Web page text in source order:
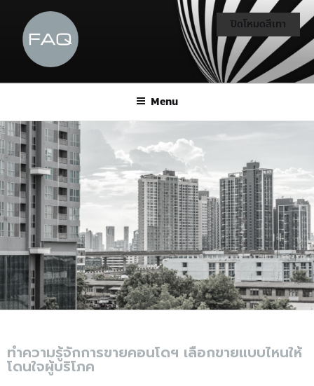
Menu
ทำความรู้จักการขายคอนโดฯ เลือกขายแบบไหนให้
โดนใจผู้บริโภค
ปิดโหมดสีเทา